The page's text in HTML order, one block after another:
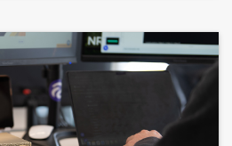
DGX Spark systems,
cloud. Rather
one word at a time,
multiple words
blocks of text, opening
for the kind of single-